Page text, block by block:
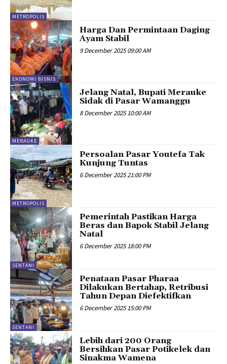
METROPOLIS
EKONOMI BISNIS
Harga Dan Permintaan Daging
Ayam Stabil
9 December 2025 09:00 AM
MERAUKE
Jelang Natal, Bupati Merauke
Sidak di Pasar Wamanggu
8 December 2025 10:00 AM
METROPOLIS
Persoalan Pasar Youtefa Tak
Kunjung Tuntas
6 December 2025 21:00 PM
SENTANI
Pemerintah Pastikan Harga
Beras dan Bapok Stabil Jelang
Natal
6 December 2025 18:00 PM
SENTANI
Penataan Pasar Pharaa
Dilakukan Bertahap, Retribusi
Tahun Depan Diefektifkan
6 December 2025 15:00 PM
Lebih dari 200 Orang
Bersihkan Pasar Potikelek dan
Sinakma Wamena